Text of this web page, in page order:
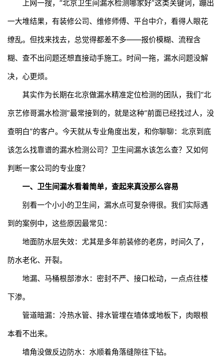
上网一搜，“北京卫生间漏水检测哪家好”这类关键词，蹦出
一大堆结果，有装修公司、维修师傅、平台中介，看得人眼花
缭乱。但找来找去，总觉得都差不多——报价模糊、流程含
糊、查不出问题还想直接动手施工。时间一拖，漏水问题没解
决，心更烦。
其实作为长期在北京做漏水精准定位检测的团队，我们“北
京艺修哥漏水检测”最常接到的，就是这种“前面已经找过人，没
查明白”的客户。今天就从专业角度出发，和你聊聊：北京到底
该怎么找靠谱的漏水检测公司？卫生间漏水该怎么查？又如何
判断一家公司的专业度？
一、卫生间漏水看着简单，查起来真没那么容易
别看一个小小的卫生间，漏水点可复杂得很。我们实际遇
到的案例中，这些原因最常见：
地面防水层失效：尤其是多年前装修的老房，时间久了，
防水老化、开裂。
地漏、马桶根部渗水：密封不严、接口松动，一点点往楼
下渗。
管道暗漏：冷热水管、排水管埋在墙体或地板下，肉眼根
本看不出来。
墙角没做反边防水：水顺着角落缝隙往下钻。